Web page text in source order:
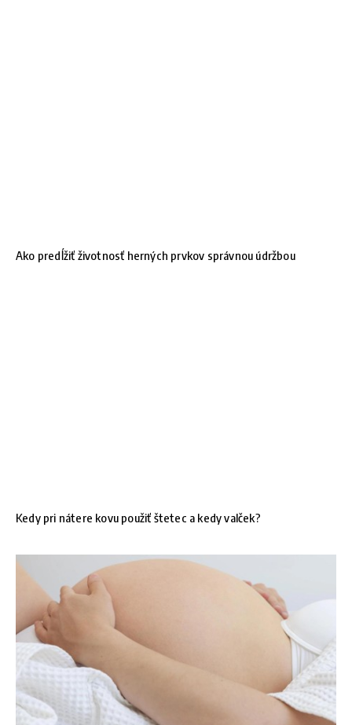
Ako predĺžiť životnosť herných prvkov správnou údržbou
Kedy pri nátere kovu použiť štetec a kedy valček?